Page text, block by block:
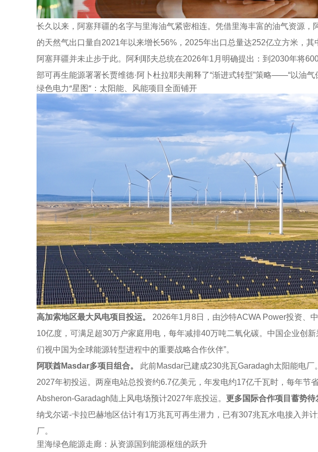
长久以来，阿塞拜疆的名字与里海油气紧密相连。凭借里海丰富的油气资源
的天然气出口量自2021年以来增长56%，2025年出口总量达252亿立方米，其
阿塞拜疆并未止步于此。阿利耶夫总统在2026年1月明确提出：到2030年将
部可再生能源署署长贾维德·阿卜杜拉耶夫阐释了“渐进式转型”策略——“以油气
绿色电力“星图”：太阳能、风能项目全面铺开
高加索地区最大风电项目投运。
2026年1月8日，由沙特ACWA Power投资、
10亿度，可满足超30万户家庭用电，每年减排40万吨二氧化碳。中国企业创
们视中国为全球能源转型进程中的重要战略合作伙伴”。
阿联酋Masdar多项目组合。
此前Masdar已建成230兆瓦Garadagh太阳能电
2027年初投运。两座电站总投资约6.7亿美元，年发电约17亿千瓦时，每年节
Absheron-Garadagh陆上风电场预计2027年底投运。 更多国际合作项目蓄势待
纳戈尔诺-卡拉巴赫地区估计有1万兆瓦可再生潜力，已有307兆瓦水电接入并
厂。
里海绿色能源走廊：从资源国到能源枢纽的跃升